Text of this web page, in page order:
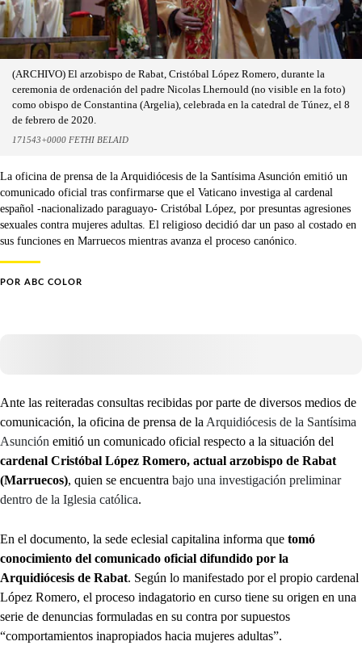
(ARCHIVO) El arzobispo de Rabat, Cristóbal López Romero, durante la
ceremonia de ordenación del padre Nicolas Lhernould (no visible en la foto)
como obispo de Constantina (Argelia), celebrada en la catedral de Túnez, el 8
de febrero de 2020.
171543+0000 FETHI BELAID
La oficina de prensa de la Arquidiócesis de la Santísima Asunción emitió un
comunicado oficial tras confirmarse que el Vaticano investiga al cardenal
español -nacionalizado paraguayo- Cristóbal López, por presuntas agresiones
sexuales contra mujeres adultas. El religioso decidió dar un paso al costado en
sus funciones en Marruecos mientras avanza el proceso canónico.
POR ABC COLOR
Ante las reiteradas consultas recibidas por parte de diversos medios de
comunicación, la oficina de prensa de la Arquidiócesis de la Santísima
Asunción emitió un comunicado oficial respecto a la situación del
cardenal Cristóbal López Romero, actual arzobispo de Rabat
(Marruecos), quien se encuentra bajo una investigación preliminar
dentro de la Iglesia católica.
En el documento, la sede eclesial capitalina informa que tomó
conocimiento del comunicado oficial difundido por la
Arquidiócesis de Rabat. Según lo manifestado por el propio cardenal
López Romero, el proceso indagatorio en curso tiene su origen en una
serie de denuncias formuladas en su contra por supuestos
“comportamientos inapropiados hacia mujeres adultas”.